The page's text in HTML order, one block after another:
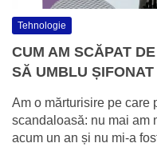
Tehnologie
CUM AM SCĂPAT
SĂ UMBLU ȘIFONAT
Am o mărturisire pe care
scandaloasă: nu mai am
acum un an și nu mi-a